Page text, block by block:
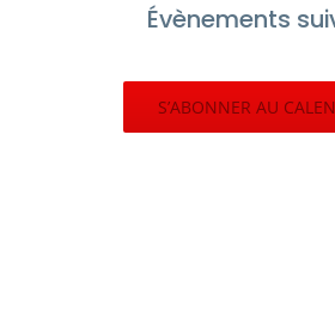
Évènements
S’ABONNER AU